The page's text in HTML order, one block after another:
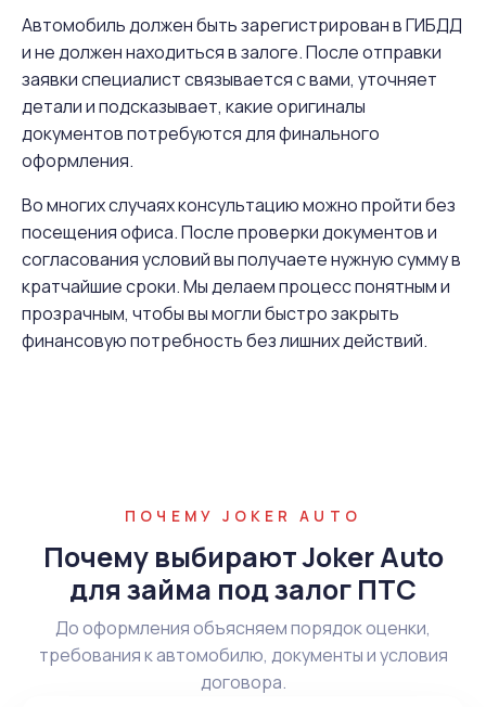
Автомобиль должен быть зарегистрирован в ГИБДД
и не должен находиться в залоге. После отправки
заявки специалист связывается с вами, уточняет
детали и подсказывает, какие оригиналы
документов потребуются для финального
оформления.
Во многих случаях консультацию можно пройти без
посещения офиса. После проверки документов и
согласования условий вы получаете нужную сумму в
кратчайшие сроки. Мы делаем процесс понятным и
прозрачным, чтобы вы могли быстро закрыть
финансовую потребность без лишних действий.
ПОЧЕМУ JOKER AUTO
Почему выбирают Joker Auto
для займа под залог ПТС
До оформления объясняем порядок оценки,
требования к автомобилю, документы и условия
договора.